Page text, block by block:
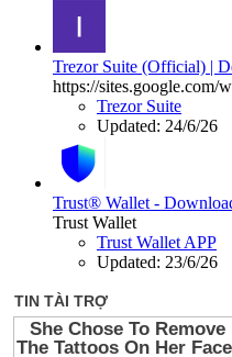
Trezor Suite (Official) |
https://sites.google.com/
Trezor Suite
Updated: 24/6/26
Trust® Wallet -
Trust Wallet
Trust Wallet APP
Updated: 23/6/26